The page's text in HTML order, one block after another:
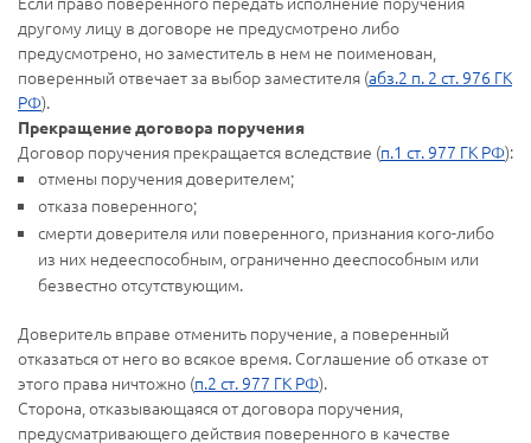
другому лицу в договоре не предусмотрено либо
предусмотрено, но заместитель в нем не поименован,
поверенный отвечает за выбор заместителя (абз.2 п. 2 ст. 976 ГК
РФ).
Прекращение договора поручения
Договор поручения прекращается вследствие (п.1 ст. 977 ГК РФ):
отмены поручения доверителем;
отказа поверенного;
смерти доверителя или поверенного, признания кого-либо
из них недееспособным, ограниченно дееспособным или
безвестно отсутствующим.
Доверитель вправе отменить поручение, а поверенный
отказаться от него во всякое время. Соглашение об отказе от
этого права ничтожно (п.2 ст. 977 ГК РФ).
Сторона, отказывающаяся от договора поручения,
предусматривающего действия поверенного в качестве